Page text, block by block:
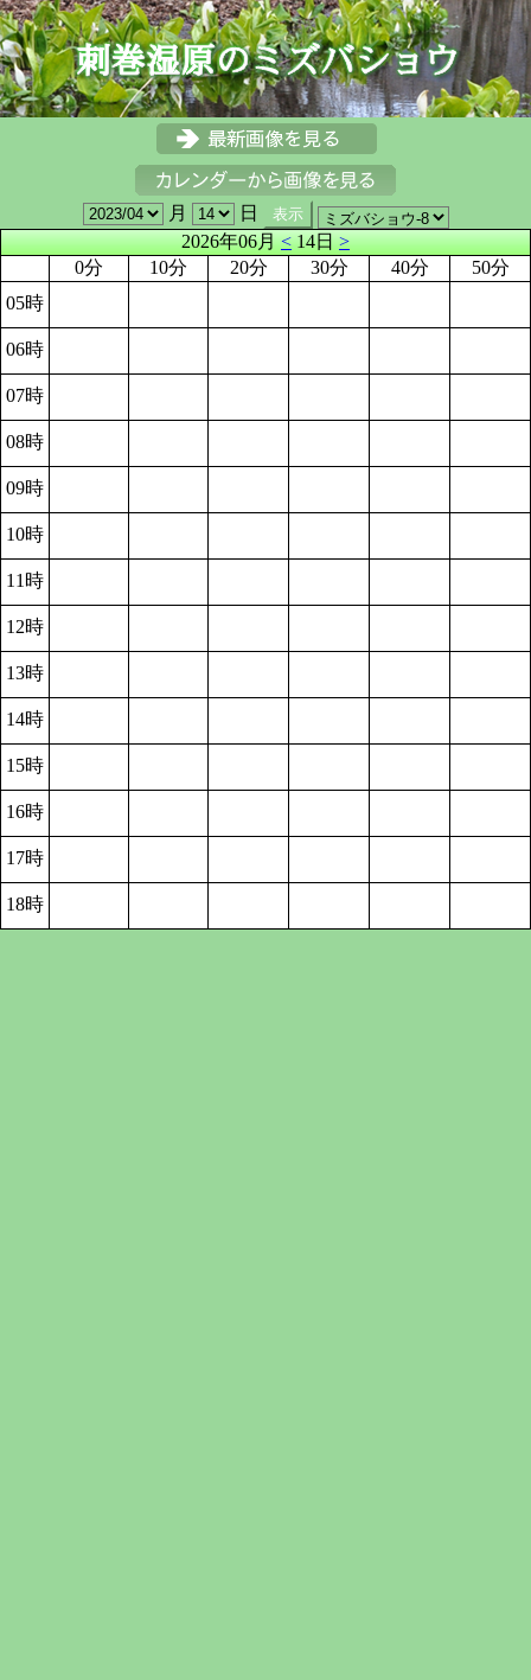
月
日
2026年06月<14日>
0分
10分 20分 30分 40分
50分
05時
06時
07時
08時
09時
10時
11時
12時
13時
14時
15時
16時
17時
18時